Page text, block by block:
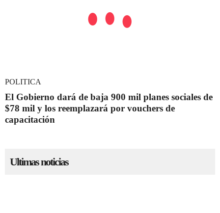
POLITICA
El Gobierno dará de baja 900 mil planes sociales de
$78 mil y los reemplazará por vouchers de
capacitación
Ultimas noticias